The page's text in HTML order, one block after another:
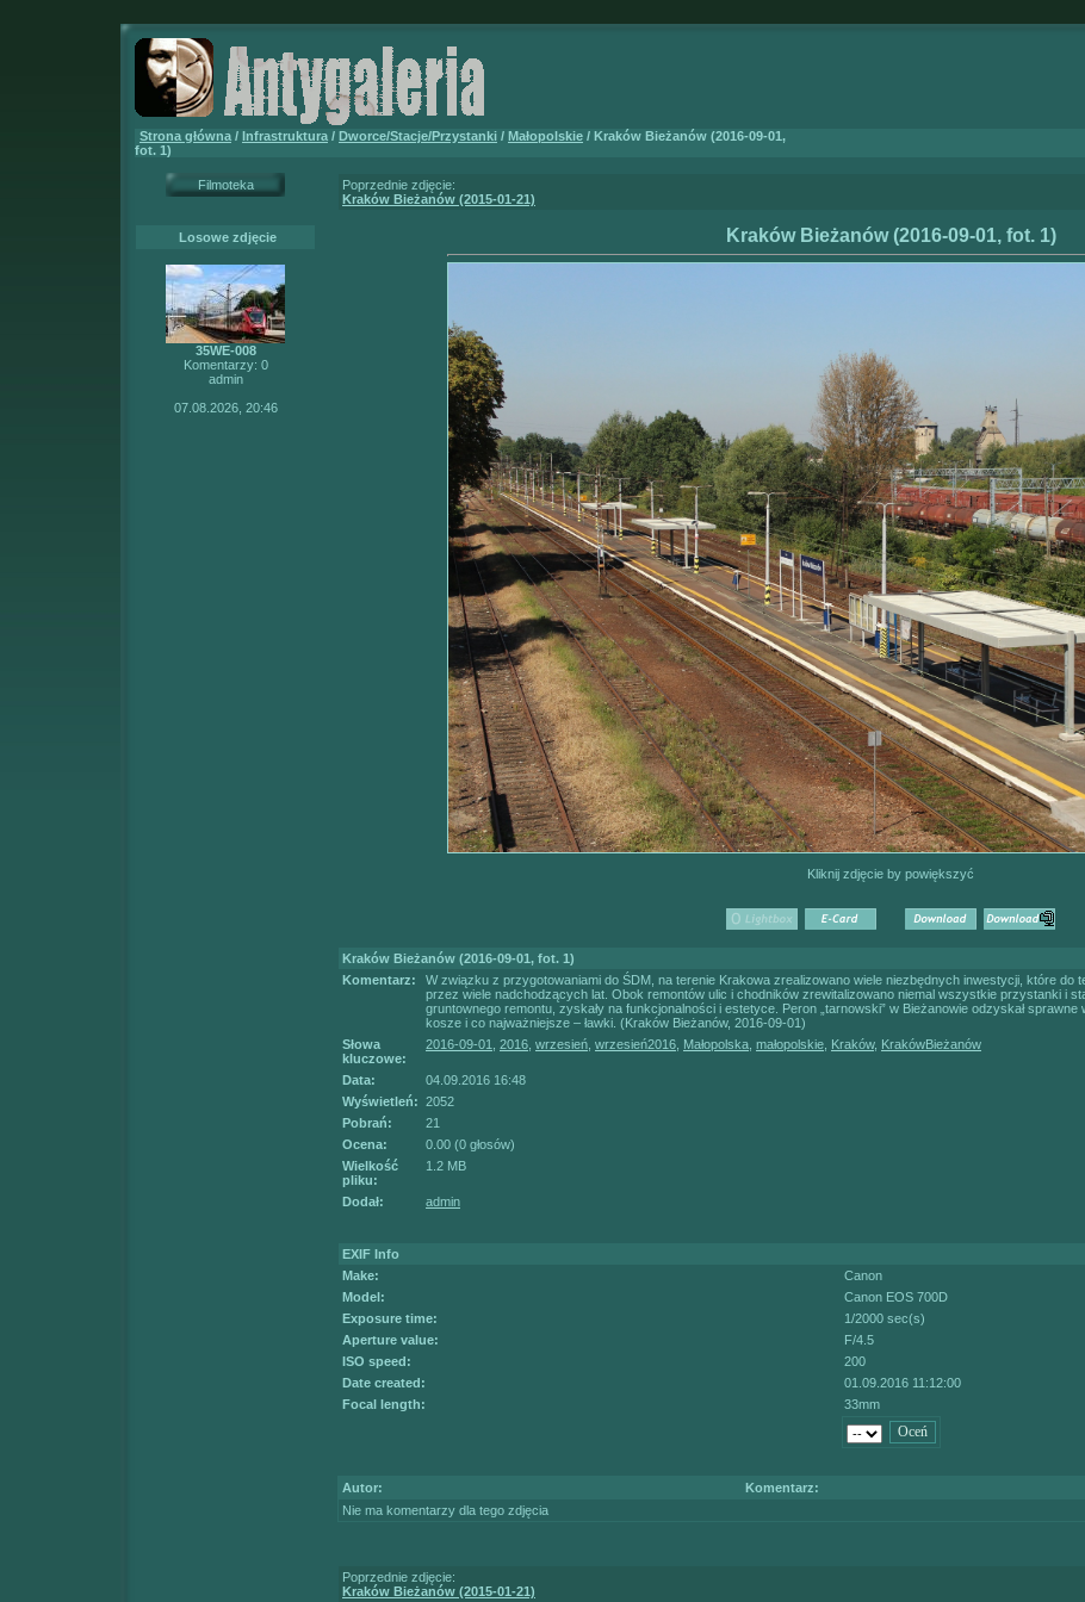
Strona główna / Infrastruktura / Dworce/Stacje/Przystanki / Małopolskie / Kraków Bieżanów (2016-09-01,
fot. 1)
Filmoteka
Losowe zdjęcie
35WE-008
Komentarzy: 0
admin
07.08.2026, 20:46
Poprzednie zdjęcie:
Kraków Bieżanów (2015-01-21)
Kraków Bieżanów (2016-09-01, fot. 1)
Kliknij zdjęcie by powiększyć
Kraków Bieżanów (2016-09-01, fot. 1)
Komentarz:
W związku z przygotowaniami do ŚDM, na terenie Krakowa zrealizowano wiele niezbędnych inwestycji, które do
przez wiele nadchodzących lat. Obok remontów ulic i chodników zrewitalizowano niemal wszystkie przystanki i
gruntownego remontu, zyskały na funkcjonalności i estetyce. Peron „tarnowski” w Bieżanowie odzyskał
kosze i co najważniejsze – ławki. (Kraków Bieżanów, 2016-09-01)
Słowa
kluczowe:
2016-09-01, 2016, wrzesień, wrzesień2016, Małopolska, małopolskie, Kraków, KrakówBieżanów
Data:
04.09.2016 16:48
Wyświetleń: 2052
Pobrań:
21
Ocena:
0.00 (0 głosów)
Wielkość
pliku:
1.2 MB
Dodał: admin
EXIF Info
Make:
Canon
Model:
Canon EOS 700D
Exposure time:
1/2000 sec(s)
Aperture value:
F/4.5
ISO speed:
200
Date created:
01.09.2016 11:12:00
Focal length:
33mm
Autor:
Komentarz:
Nie ma komentarzy dla tego zdjęcia
Poprzednie zdjęcie:
Kraków Bieżanów (2015-01-21)